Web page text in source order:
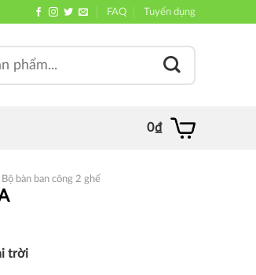
FAQ Tuyển dụng
0₫
Bộ bàn ban công 2 ghế
trời